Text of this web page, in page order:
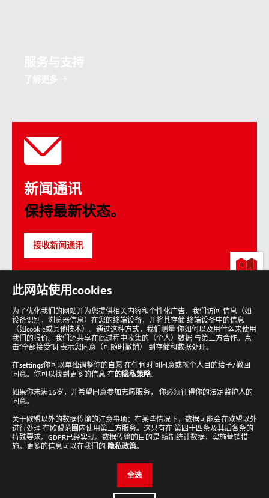
新闻通讯
保持最新状态。
接收新闻通讯
到
顶
部
Analytik Jena 新闻通讯
接收新闻通讯
Cookie设置
此网站使用cookies
为了优化我们的网站并为您提供相关内容和个性化广告，我们访问 信息（如
设备识别，浏览器信息）在您的终端设备，并将其存储 终端设备中的信息
（如cookie或其他技术）。通过这种方式，我们测量 你如何以及用什么来使用
我们的报价。我们还共享在此过程中收集的（个人）数据 与第三方合作。点
击“全部接受”即表示您同意（可随时撤销） 到存储和数据处理。
在settings你可以单独调整你的自愿 在任何时间同意或就个人目的给予/撤回
同意。你可以找到更多的信息 在的隐私策略。
如果你未满16岁，并希望同意参加志愿服务， 你必须征得你的法定监护人的
同意。
关于欧盟以外的数据传输的注意事项：在某些情况下，数据可能会在欧盟以外
进行处理 在欧盟范围内使用第三方服务。这只有在 第四十四条及其后各条的
特殊要求。GDPR已经实现。数据传输的目的是 编制统计数据，实施营销措
施。更多的信息可以在我们的 隐私政策。
全选